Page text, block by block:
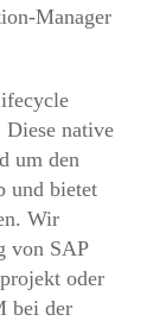
Manager
native
um den
und bietet
Wir
von SAP
oder
bei der